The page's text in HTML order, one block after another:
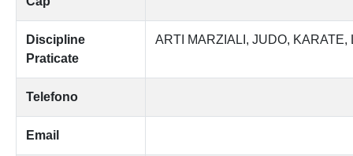
Discipline
Praticate
ARTI MARZIALI JUDO KARATE
Telefono
Email